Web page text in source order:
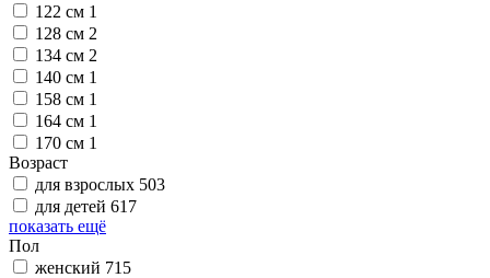
122 см 1
128 см 2
134 см 2
140 см 1
158 см 1
164 см 1
170 см 1
Возраст
для взрослых 503
для детей 617
показать ещё
Пол
женский 715